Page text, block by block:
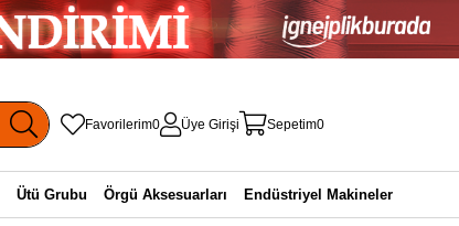
Favorilerim0 Üye Girişi Sepetim0
Ütü Grubu Örgü Aksesuarları Endüstriyel Makineler